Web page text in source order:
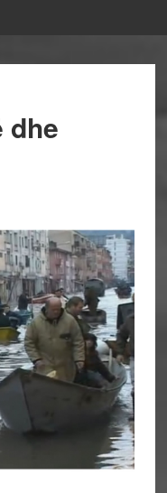
dhe